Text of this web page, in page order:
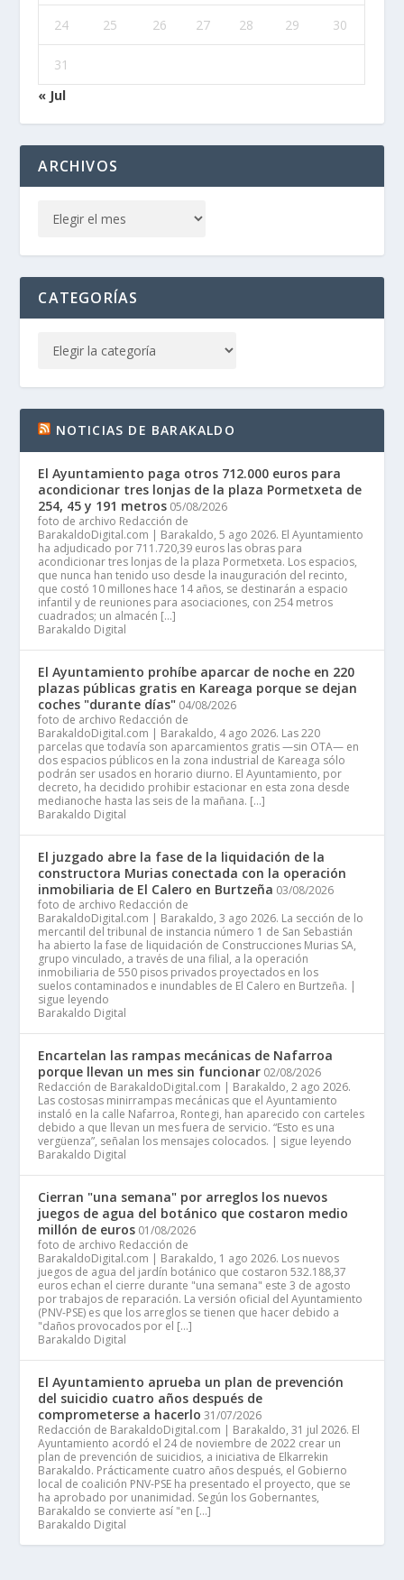
24 25 26 27 28 29 30
31
« Jul
ARCHIVOS
CATEGORÍAS
NOTICIAS DE BARAKALDO
El Ayuntamiento paga otros 712.000 euros para
acondicionar tres lonjas de la plaza Pormetxeta de
254, 45 y 191 metros 05/08/2026
foto de archivo Redacción de
BarakaldoDigital.com | Barakaldo, 5 ago 2026. El Ayuntamiento
ha adjudicado por 711.720,39 euros las obras para
acondicionar tres lonjas de la plaza Pormetxeta. Los espacios,
que nunca han tenido uso desde la inauguración del recinto,
que costó 10 millones hace 14 años, se destinarán a espacio
infantil y de reuniones para asociaciones, con 254 metros
cuadrados; un almacén […]
Barakaldo Digital
El Ayuntamiento prohíbe aparcar de noche en 220
plazas públicas gratis en Kareaga porque se dejan
coches "durante días" 04/08/2026
foto de archivo Redacción de
BarakaldoDigital.com | Barakaldo, 4 ago 2026. Las 220
parcelas que todavía son aparcamientos gratis —sin OTA— en
dos espacios públicos en la zona industrial de Kareaga sólo
podrán ser usados en horario diurno. El Ayuntamiento, por
decreto, ha decidido prohibir estacionar en esta zona desde
medianoche hasta las seis de la mañana. […]
Barakaldo Digital
El juzgado abre la fase de la liquidación de la
constructora Murias conectada con la operación
inmobiliaria de El Calero en Burtzeña 03/08/2026
foto de archivo Redacción de
BarakaldoDigital.com | Barakaldo, 3 ago 2026. La sección de lo
mercantil del tribunal de instancia número 1 de San Sebastián
ha abierto la fase de liquidación de Construcciones Murias SA,
grupo vinculado, a través de una filial, a la operación
inmobiliaria de 550 pisos privados proyectados en los
suelos contaminados e inundables de El Calero en Burtzeña. |
sigue leyendo
Barakaldo Digital
Encartelan las rampas mecánicas de Nafarroa
porque llevan un mes sin funcionar 02/08/2026
Redacción de BarakaldoDigital.com | Barakaldo, 2 ago 2026.
Las costosas minirrampas mecánicas que el Ayuntamiento
instaló en la calle Nafarroa, Rontegi, han aparecido con carteles
debido a que llevan un mes fuera de servicio. “Esto es una
vergüenza”, señalan los mensajes colocados. | sigue leyendo
Barakaldo Digital
Cierran "una semana" por arreglos los nuevos
juegos de agua del botánico que costaron medio
millón de euros 01/08/2026
foto de archivo Redacción de
BarakaldoDigital.com | Barakaldo, 1 ago 2026. Los nuevos
juegos de agua del jardín botánico que costaron 532.188,37
euros echan el cierre durante "una semana" este 3 de agosto
por trabajos de reparación. La versión oficial del Ayuntamiento
(PNV-PSE) es que los arreglos se tienen que hacer debido a
"daños provocados por el […]
Barakaldo Digital
El Ayuntamiento aprueba un plan de prevención
del suicidio cuatro años después de
comprometerse a hacerlo 31/07/2026
Redacción de BarakaldoDigital.com | Barakaldo, 31 jul 2026. El
Ayuntamiento acordó el 24 de noviembre de 2022 crear un
plan de prevención de suicidios, a iniciativa de Elkarrekin
Barakaldo. Prácticamente cuatro años después, el Gobierno
local de coalición PNV-PSE ha presentado el proyecto, que se
ha aprobado por unanimidad. Según los Gobernantes,
Barakaldo se convierte así "en […]
Barakaldo Digital